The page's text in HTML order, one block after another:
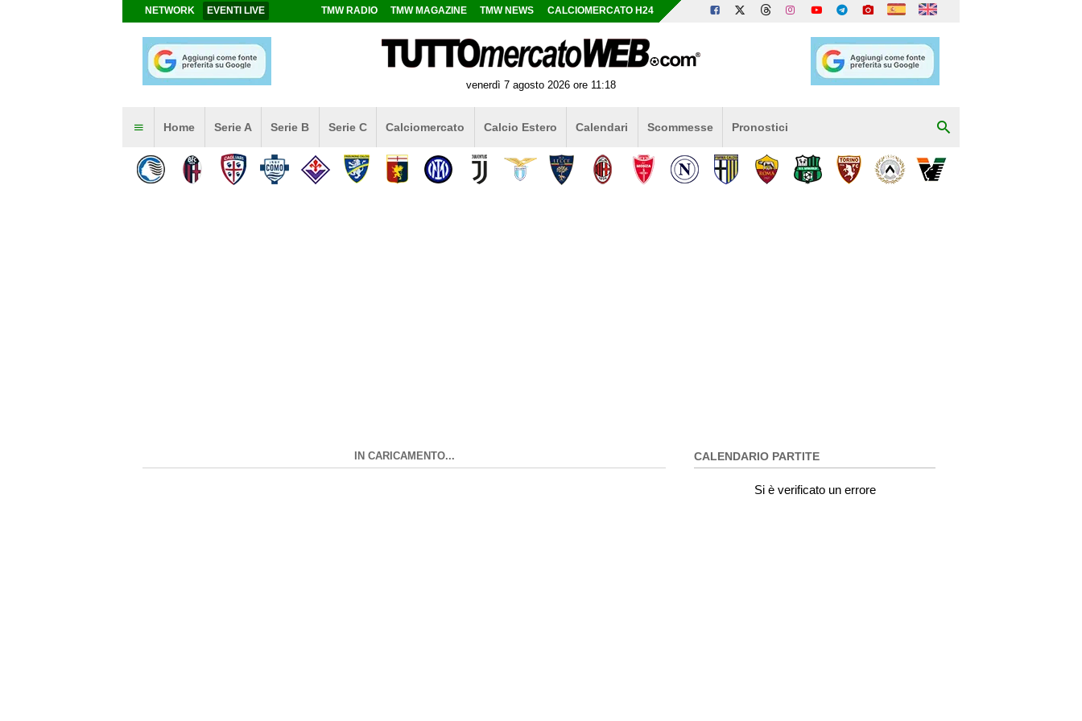
NETWORK EVENTI LIVE TMW RADIO TMW MAGAZINE TMW NEWS CALCIOMERCATO H24
venerdì 7 agosto 2026 ore 11:18
Home Serie A Serie B Serie C Calciomercato Calcio Estero Calendari Scommesse Pronostici
IN CARICAMENTO... CALENDARIO PARTITE
Si è verificato un errore